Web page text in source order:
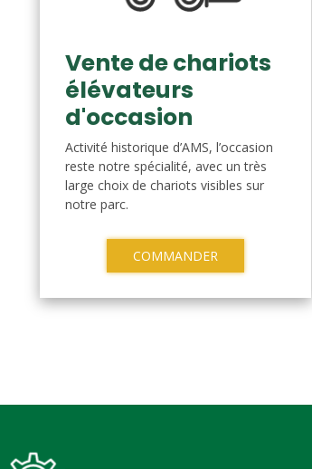
Vente de chariots
élévateurs
d'occasion
Activité historique d’AMS, l’occasion
reste notre spécialité, avec un très
large choix de chariots visibles sur
notre parc.
COMMANDER